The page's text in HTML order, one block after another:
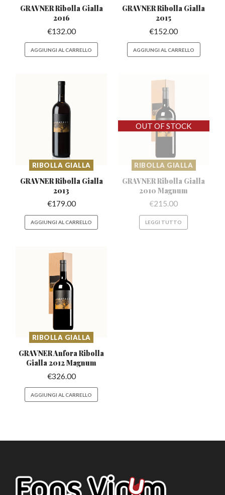
GRAVNER Ribolla Gialla
2016
€132.00
AGGIUNGI AL CARRELLO
GRAVNER Ribolla Gialla
2015
€152.00
AGGIUNGI AL CARRELLO
RIBOLLA GIALLA
GRAVNER Ribolla Gialla
2013
€179.00
AGGIUNGI AL CARRELLO
RIBOLLA GIALLA
GRAVNER Ribolla Gialla
2010 Magnum
€215.00
LEGGI TUTTO
RIBOLLA GIALLA
GRAVNER Anfora Ribolla
Gialla 2012 Magnum
€326.00
AGGIUNGI AL CARRELLO